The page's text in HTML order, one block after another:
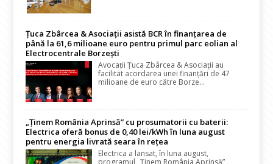
Țuca Zbârcea & Asociații asistă BCR în finanțarea de
până la 61,6 milioane euro pentru primul parc eolian al
Electrocentrale Borzești
Avocații Țuca Zbârcea & Asociații au
facilitat acordarea unei finanțări de 47
milioane de euro către Borze...
„Ținem România Aprinsă” cu prosumatorii cu baterii:
Electrica oferă bonus de 0,40 lei/kWh în luna august
pentru energia livrată seara în rețea
Electrica a lansat, în luna august,
programul „Ținem România Aprinsă”